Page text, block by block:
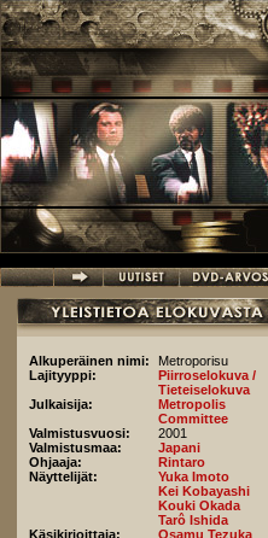
Hyppää pääsisältöön
Alkuperäinen nimi:
Metroporisu
Lajityyppi:
Piirroselokuva /
Tieteiselokuva
Julkaisija:
Metropolis
Committee
Valmistusvuosi:
2001
Valmistusmaa:
Japani
Ohjaaja:
Rintaro
Näyttelijät:
Yuka Imoto
Kei Kobayashi
Kouki Okada
Tarô Ishida
Käsikirjoittaja:
Osamu Tezuka